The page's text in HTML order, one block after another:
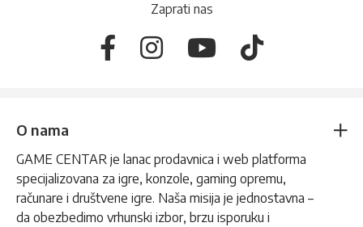
Zaprati nas
O nama
GAME CENTAR je lanac prodavnica i web platforma
specijalizovana za igre, konzole, gaming opremu,
računare i društvene igre. Naša misija je jednostavna –
da obezbedimo vrhunski izbor, brzu isporuku i